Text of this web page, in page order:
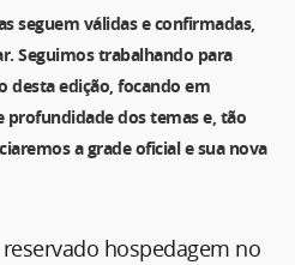
seguem válidas e confirmadas,
Seguimos trabalhando para
desta edição, focando em
profundidade dos temas e, tão
a grade oficial e sua nova
hospedagem no